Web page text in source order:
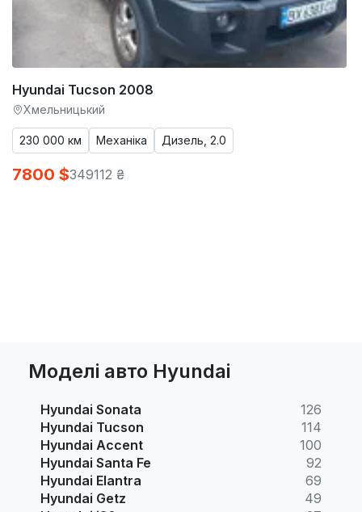
Hyundai Tucson 2008
Хмельницький
230 000 км Механіка Дизель, 2.0
7800 $349112 ₴
Моделі авто Hyundai
Hyundai Sonata
126
Hyundai Tucson
114
Hyundai Accent
100
Hyundai Santa Fe
92
Hyundai Elantra
69
Hyundai Getz
49